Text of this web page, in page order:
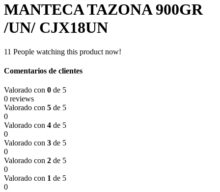
MANTECA TAZONA 900GR
/UN/ CJX18UN
11 People watching this product now!
Comentarios de clientes
Valorado con 0 de 5
0 reviews
Valorado con 5 de 5
0
Valorado con 4 de 5
0
Valorado con 3 de 5
0
Valorado con 2 de 5
0
Valorado con 1 de 5
0